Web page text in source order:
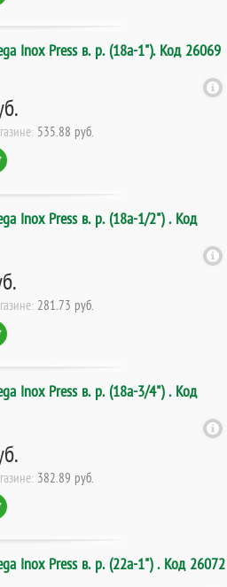
Inox Press в. р. (18а-1"). Код 26069
535.88 руб.
Inox Press в. р. (18а-1/2") . Код
281.73 руб.
Inox Press в. р. (18а-3/4") . Код
382.89 руб.
Inox Press в. р. (22а-1") . Код 26072